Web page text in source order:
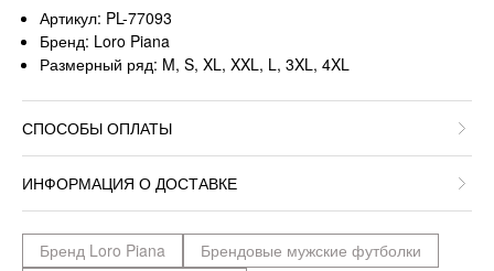
Артикул: PL-77093
Бренд: Loro Piana
Размерный ряд: M, S, XL, XXL, L, 3XL, 4XL
СПОСОБЫ ОПЛАТЫ
ИНФОРМАЦИЯ О ДОСТАВКЕ
Бренд Loro Piana
Брендовые мужские футболки